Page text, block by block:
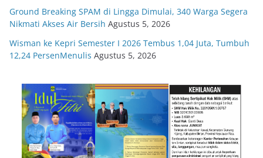
Ground Breaking SPAM di Lingga Dimulai, 340 Warga Segera
Nikmati Akses Air Bersih Agustus 5, 2026
Wisman ke Kepri Semester I 2026 Tembus 1,04 Juta, Tumbuh
12,24 PersenMenulis Agustus 5, 2026